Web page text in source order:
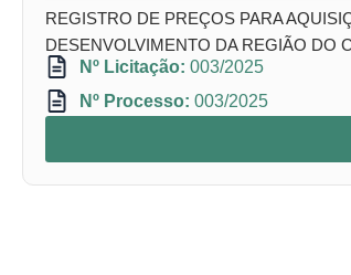
REGISTRO DE PREÇOS PARA
DESENVOLVIMENTO DA REGIÃO DO
Nº Licitação: 003/2025
Nº Processo: 003/2025